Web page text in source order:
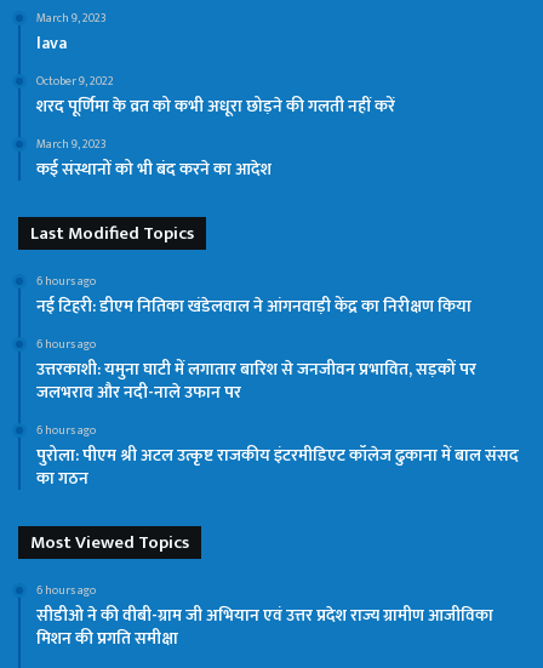
March 9, 2023
lava
October 9, 2022
शरद पूर्णिमा के व्रत को कभी अधूरा छोड़ने की गलती नहीं करें
March 9, 2023
कई संस्थानों को भी बंद करने का आदेश
Last Modified Topics
6 hours ago
नई टिहरी: डीएम नितिका खंडेलवाल ने आंगनवाड़ी केंद्र का निरीक्षण किया
6 hours ago
उत्तरकाशी: यमुना घाटी में लगातार बारिश से जनजीवन प्रभावित, सड़कों पर
जलभराव और नदी-नाले उफान पर
6 hours ago
पुरोला: पीएम श्री अटल उत्कृष्ट राजकीय इंटरमीडिएट कॉलेज ढुकाना में बाल संसद
का गठन
Most Viewed Topics
6 hours ago
सीडीओ ने की वीबी-ग्राम जी अभियान एवं उत्तर प्रदेश राज्य ग्रामीण आजीविका
मिशन की प्रगति समीक्षा